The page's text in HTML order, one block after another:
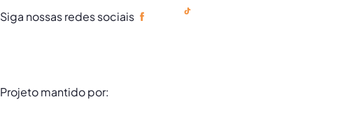
Siga nossas redes sociais
Projeto mantido por: